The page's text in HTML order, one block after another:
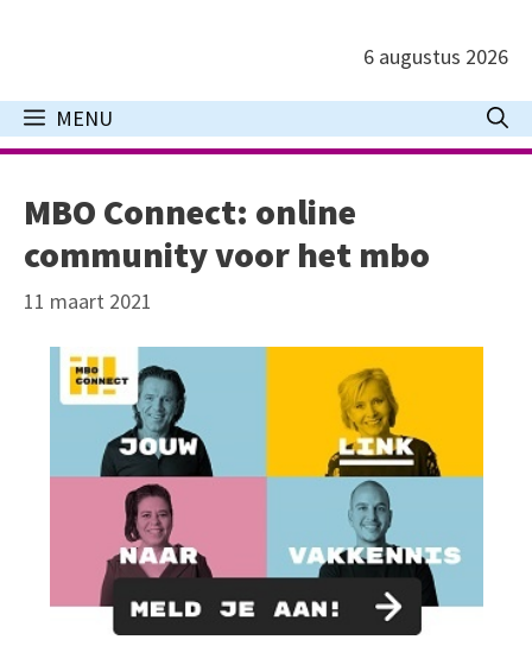
inhoud
6 augustus 2026
MENU
MBO Connect: online
community voor het mbo
11 maart 2021